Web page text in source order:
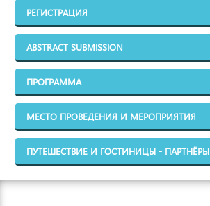
РЕГИСТРАЦИЯ
ABSTRACT SUBMISSION
ПРОГРАММА
МЕСТО ПРОВЕДЕНИЯ И МЕРОПРИЯТИЯ
ПУТЕШЕСТВИЕ И ГОСТИНИЦЫ - ПАРТНЁРЫ